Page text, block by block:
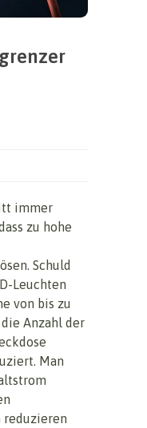
immer
zu hohe
Schuld
Leuchten
von bis zu
Anzahl der
Man
reduzieren